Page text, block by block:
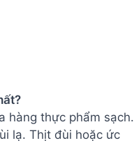
hàng thực phẩm sạch.
lạ. Thịt đùi hoặc ức